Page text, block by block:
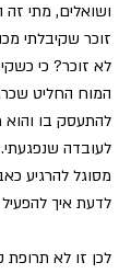
ושואלים, מתי
זוכר שקיבלתי
לא זוכר? כי
המוח החליט
להתעסק בו והוא
לעובדה שנפגעתי.
מסוגל להרגיע
לדעת איך
לכן זו לא